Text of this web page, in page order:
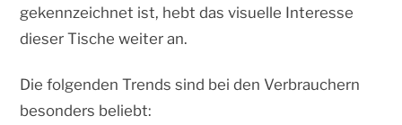
gekennzeichnet ist, hebt das visuelle Interesse
dieser Tische weiter an.
Die folgenden Trends sind bei den Verbrauchern
besonders beliebt: